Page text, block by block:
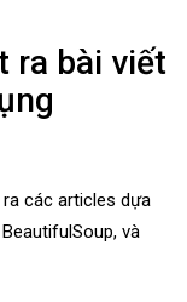
ra bài viết
các articles dựa
và